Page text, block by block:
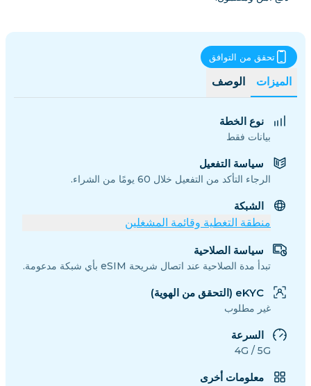
الميزات الوصف
تحقق من التوافق
نوع الخطة
بيانات فقط
سياسة التفعيل
الرجاء التأكد من التفعيل خلال 60 يومًا من الشراء.
الشبكة
منطقة التغطية وقائمة المشغلين
سياسة الصلاحية
تبدأ مدة الصلاحية عند اتصال شريحة eSIM بأي شبكة مدعومة.
eKYC (التحقق من الهوية)
غير مطلوب
السرعة
4G / 5G
معلومات أخرى